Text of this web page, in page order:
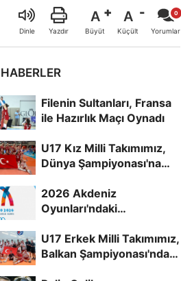
Dinle Yazdır
A
Büyüt
A
Küçült Yorumlar
Filenin Sultanları, Fransa
ile Hazırlık Maçı Oynadı
U17 Kız Milli Takımımız,
Dünya Şampiyonası'na
2026 Akdeniz
Oyunları'ndaki
U17 Erkek Milli Takımımız,
Balkan Şampiyonası'nda